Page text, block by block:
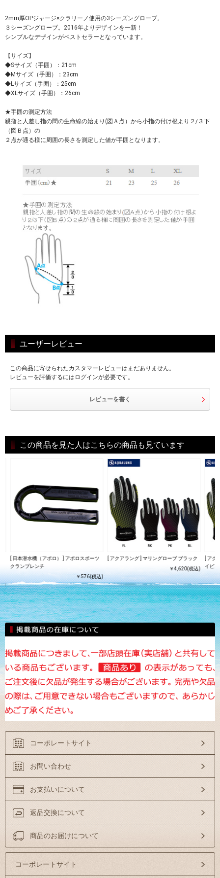
2mm厚OPジャージ×クラリーノ使用の3シーズングローブ。
３シーズングローブ。2016年よりデザインを一新！
シンプルなデザインがベストセラーとなっています。
【サイズ】
◆Sサイズ（手囲）：21cm
◆Mサイズ（手囲）：23cm
◆Lサイズ（手囲）：25cm
◆XLサイズ（手囲）：26cm
★手囲の測定方法
親指と人差し指の間の生命線の始まり(図Ａ点）から小指の付け根より２/３下
（図Ｂ点）の
２点が通る様に周囲の長さを測定した値が手囲となります。
ユーザーレビュー
この商品に寄せられたカスタマーレビューはまだありません。
レビューを評価するにはログインが必要です。
レビューを書く
この商品を見た人はこちらの商品も見ています
)
[ 日本潜水機（アポロ） ] アポロスポーツ
クランプレンチ
￥576(税込)
[ アクアラング ] マリングローブ ブラック
￥4,620(税込)
[ ア
イビ
コーポレートサイト
お問い合わせ
お支払いについて
返品交換について
商品のお届けについて
コーポレートサイト